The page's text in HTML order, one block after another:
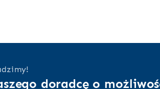
doradcę o